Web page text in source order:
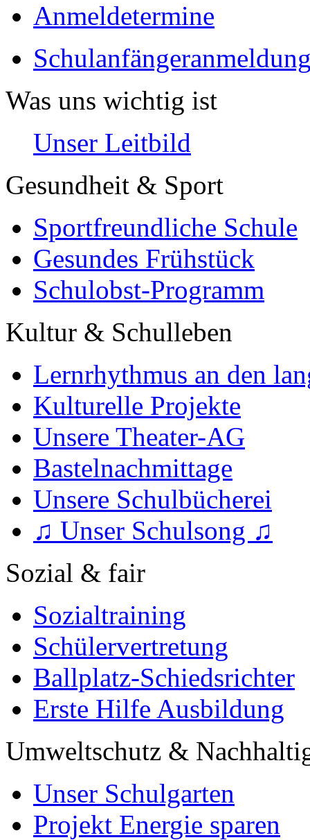
Anmeldetermine
Was uns wichtig ist
Unser Leitbild
Gesundheit & Sport
Sportfreundliche Schule
Gesundes Frühstück
Schulobst-Programm
Kultur & Schulleben
Lernrhythmus an den
Kulturelle Projekte
Unsere Theater-AG
Bastelnachmittage
Unsere Schulbücherei
♫ Unser Schulsong ♫
Sozial & fair
Sozialtraining
Schülervertretung
Ballplatz-Schiedsrichter
Erste Hilfe Ausbildung
Umweltschutz &
Unser Schulgarten
Projekt Energie sparen